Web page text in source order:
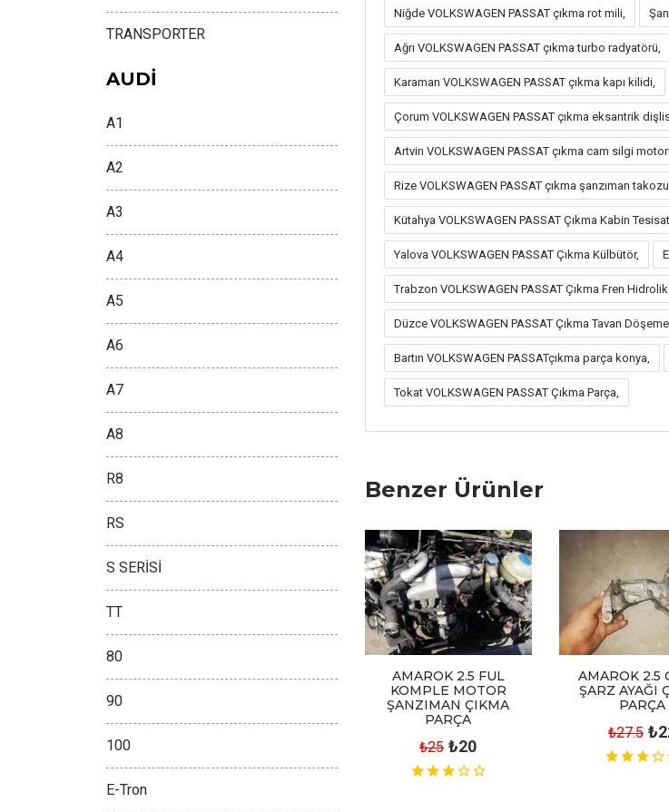
Niğde VOLKSWAGEN PASSAT çıkma rot mili,
Ağrı VOLKSWAGEN PASSAT çıkma turbo radyatörü,
Karaman VOLKSWAGEN PASSAT çıkma kapı kilidi,
Çorum VOLKSWAGEN PASSAT çıkma eksantrik
Artvin VOLKSWAGEN PASSAT çıkma cam silgi
Rize VOLKSWAGEN PASSAT çıkma şanzıman
Kütahya VOLKSWAGEN PASSAT Çıkma Kabin
Yalova VOLKSWAGEN PASSAT Çıkma Külbütör,
Trabzon VOLKSWAGEN PASSAT Çıkma Fren
Düzce VOLKSWAGEN PASSAT Çıkma Tavan
Bartın VOLKSWAGEN PASSATçıkma parça konya,
Tokat VOLKSWAGEN PASSAT Çıkma Parça,
Benzer Ürünler
AMAROK 2.5 FUL
KOMPLE MOTOR
ŞANZIMAN ÇIKMA
PARÇA
₺25 ₺20
AMAROK 2.5
ŞARZ AYAĞI
PARÇA
₺27.5
TRANSPORTER
AUDİ
A1
A2
A3
A4
A5
A6
A7
A8
R8
RS
S SERİSİ
TT
80
90
100
E-Tron